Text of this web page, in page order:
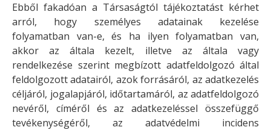
Ebből fakadóan a Társaságtól tájékoztatást kérhet
arról, hogy személyes adatainak kezelése
folyamatban van-e, és ha ilyen folyamatban van,
akkor az általa kezelt, illetve az általa vagy
rendelkezése szerint megbízott adatfeldolgozó által
feldolgozott adatairól, azok forrásáról, az adatkezelés
céljáról, jogalapjáról, időtartamáról, az adatfeldolgozó
nevéről, címéről és az adatkezeléssel összefüggő
tevékenységéről, az adatvédelmi incidens